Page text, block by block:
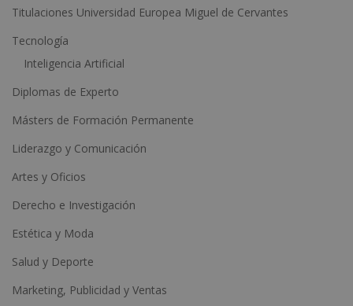
e
Titulaciones Universidad Europea Miguel de Cervantes
Tecnología
Inteligencia Artificial
Diplomas de Experto
Másters de Formación Permanente
Liderazgo y Comunicación
Artes y Oficios
Derecho e Investigación
Estética y Moda
Salud y Deporte
Marketing, Publicidad y Ventas